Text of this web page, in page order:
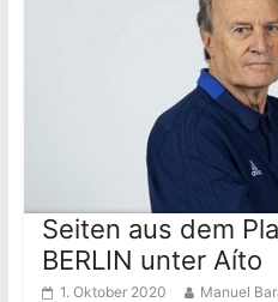
Seiten aus dem
BERLIN unter Aíto
1. Oktober 2020 Manuel